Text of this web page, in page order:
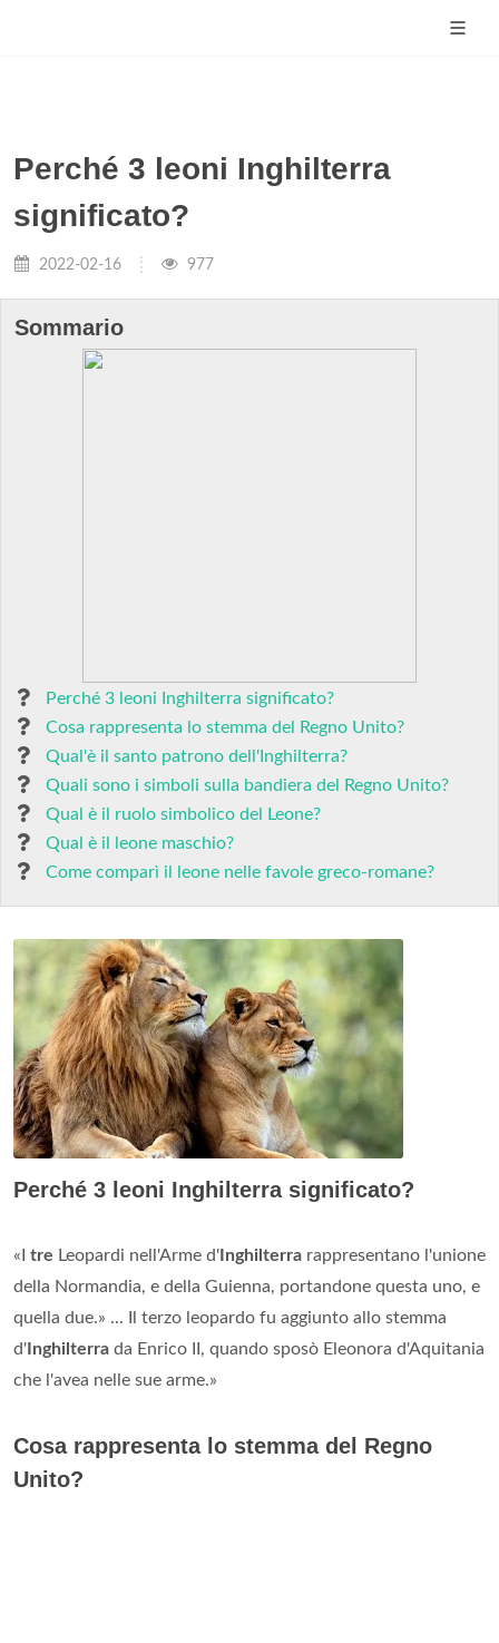
Perché 3 leoni Inghilterra
significato?
2022-02-16 977
Sommario
Perché 3 leoni Inghilterra significato?
Cosa rappresenta lo stemma del Regno Unito?
Qual'è il santo patrono dell'Inghilterra?
Quali sono i simboli sulla bandiera del Regno Unito?
Qual è il ruolo simbolico del Leone?
Qual è il leone maschio?
Come comparì il leone nelle favole greco-romane?
Perché 3 leoni Inghilterra significato?
«I tre Leopardi nell'Arme d' Inghilterra rappresentano l'unione
della Normandia, e della Guienna, portandone questa uno, e
quella due.» ... Il terzo leopardo fu aggiunto allo stemma
d' Inghilterra da Enrico II, quando sposò Eleonora d'Aquitania
che l'avea nelle sue arme.»
Cosa rappresenta lo stemma del Regno
Unito?